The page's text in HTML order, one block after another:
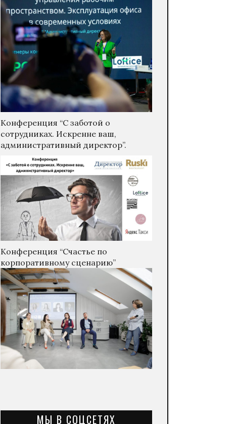
Конференция “С заботой о
сотрудниках. Искренне ваш,
административный директор”.
Конференция “Счастье по
корпоративному сценарию”
МЫ В СОЦСЕТЯХ